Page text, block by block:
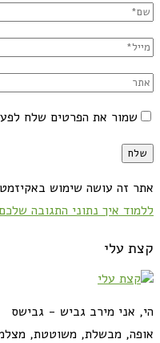
שמור את הפרטים שלח
אתר זה עושה שימוש
ללמוד איך נתוני התגובה
קצת עלי
הי, אני מירב גביש - גבישס
אופה, מבשלת, משוטטת,